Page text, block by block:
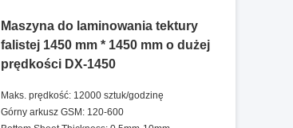
Maszyna do laminowania tektury
falistej 1450 mm * 1450 mm o dużej
prędkości DX-1450
Maks. prędkość: 12000 sztuk/godzinę
Górny arkusz GSM: 120-600